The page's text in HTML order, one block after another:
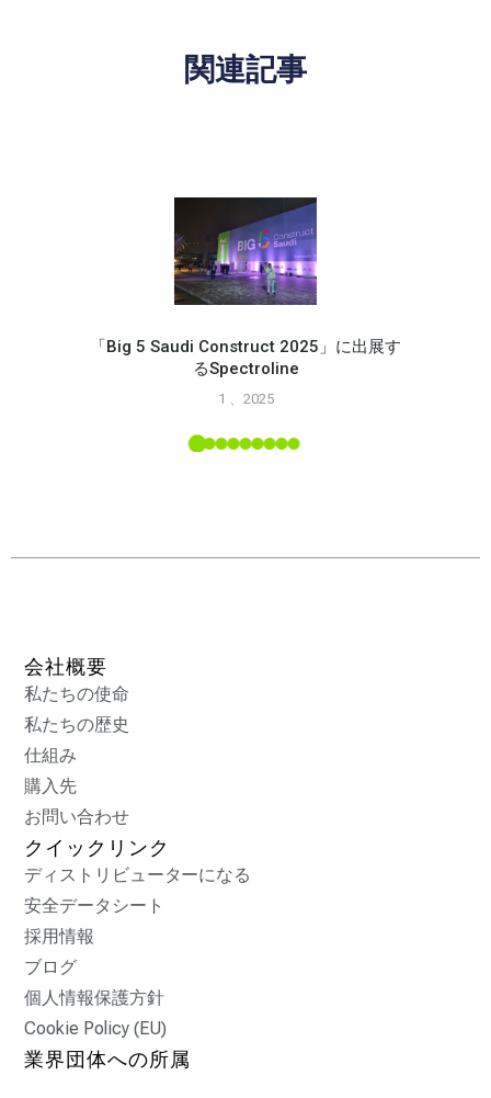
関連記事
「Big 5 Saudi Construct 2025」に出展す
るSpectroline
1 、2025
会社概要
私たちの使命
私たちの歴史
仕組み
購入先
お問い合わせ
クイックリンク
ディストリビューターになる
安全データシート
採用情報
ブログ
個人情報保護方針
Cookie Policy (EU)
業界団体への所属